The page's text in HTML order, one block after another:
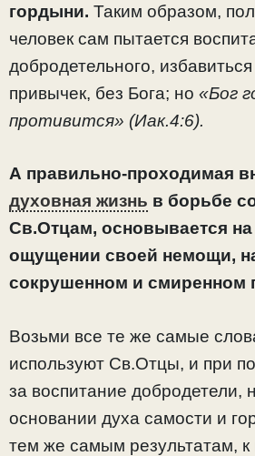
гордыни. Таким образом,
человек сам пытается
добродетельного,
привычек, без Бога; но «Бог
противится» (Иак.4:6).
А правильно-проходимая
духовная жизнь в борьбе
Св.Отцам, основывается
ощущении своей немощи,
сокрушенном и смиренном
Возьми все те же самые
используют Св.Отцы, и при
за воспитание добродетели,
основании духа самости и
тем же самым результатам, к